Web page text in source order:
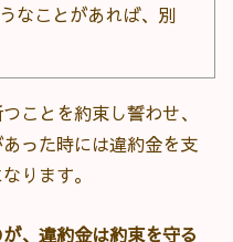
なことがあれば、別
ことを約束し誓わせ、
った時には違約金を支
ります。
、違約金は約束を守る